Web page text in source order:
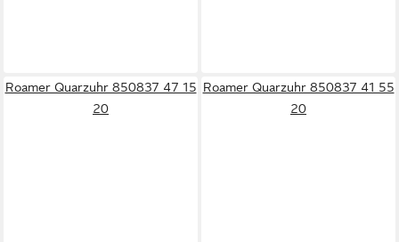
Roamer Quarzuhr 850837 47 15
20
Roamer Quarzuhr 850837 41 55
20